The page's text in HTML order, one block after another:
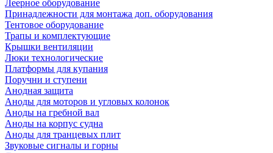
Леерное оборудование
Принадлежности для монтажа доп. оборудования
Тентовое оборудование
Трапы и комплектующие
Крышки вентиляции
Люки технологические
Платформы для купания
Поручни и ступени
Анодная защита
Аноды для моторов и угловых колонок
Аноды на гребной вал
Аноды на корпус судна
Аноды для транцевых плит
Звуковые сигналы и горны